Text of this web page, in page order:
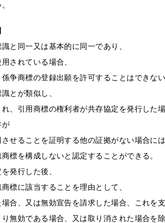
と同一又は基本的に同一であり、
されている場合、
争商標の登録出願を許可することはできない
とが類似し、
、引用商標の権利者が共存協定を発行した場
が
せることを証明する他の証拠がない場合には
標を構成しないと認定することができる。
発行した後、
標に該当することを理由として、
合、又は無効宣告を請求した場合、これを支
無効である場合、又は取り消された場合を除